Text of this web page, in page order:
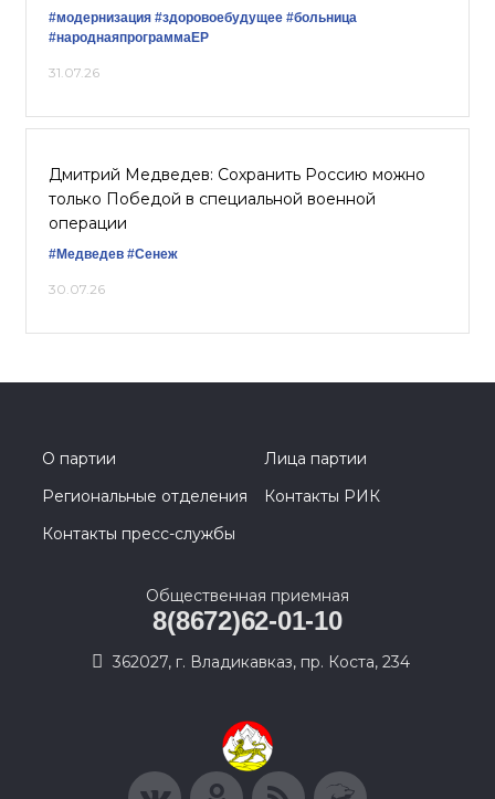
#модернизация #здоровоебудущее #больница
#народнаяпрограммаЕР
31.07.26
Дмитрий Медведев: Сохранить Россию можно
только Победой в специальной военной
операции
#Медведев #Сенеж
30.07.26
О партии
Лица партии
Региональные отделения
Контакты РИК
Контакты пресс-службы
Общественная приемная
8(8672)62-01-10
362027, г. Владикавказ, пр. Коста, 234